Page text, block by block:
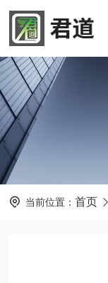
当前位置： 首页